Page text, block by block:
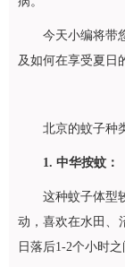
今天小编将带
及如何在享受夏日
北京的蚊子种
1. 中华按蚊：
这种蚊子体型
动，喜欢在水田、
日落后1-2个小时之